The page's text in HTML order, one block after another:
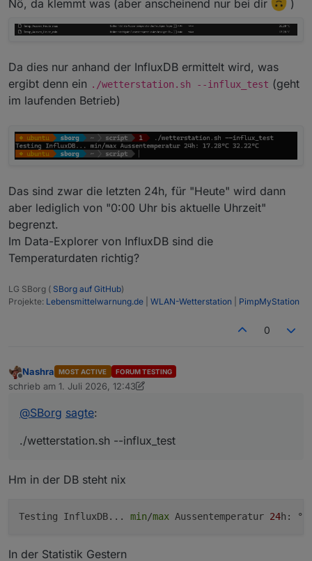
Nö, da klemmt was (aber anscheinend nur bei dir )
Da dies nur anhand der InfluxDB ermittelt wird, was
ergibt denn ein ./wetterstation.sh --influx_test (geht
im laufenden Betrieb)
Das sind zwar die letzten 24h, für "Heute" wird dann
aber lediglich von "0:00 Uhr bis aktuelle Uhrzeit"
begrenzt.
Im Data-Explorer von InfluxDB sind die
Temperaturdaten richtig?
LG SBorg ( SBorg auf GitHub)
Projekte: Lebensmittelwarnung.de WLAN-Wetterstation PimpMyStation
0
Offline
Nashra MOST ACTIVE FORUM TESTING
schrieb am 1. Juli 2026, 12:43
zuletzt editiert von Nashra7. Jan. 2026, 15:10
@SBorg sagte:
./wetterstation.sh --influx_test
Hm in der DB steht nix
Testing InfluxDB... min/max Aussentemperatur 24
In der Statistik Gestern